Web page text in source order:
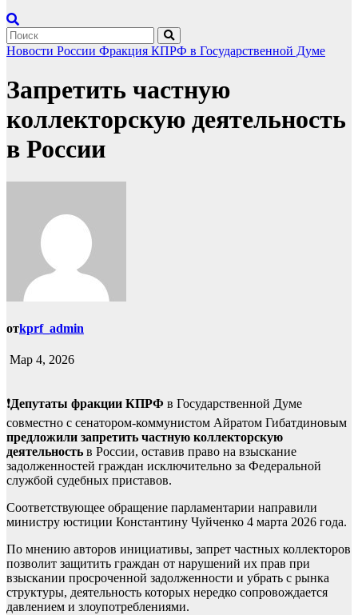
Новости России Фракция КПРФ в Государственной Думе
Запретить частную
коллекторскую деятельность
в России
отkprf_admin
Мар 4, 2026
❗️Депутаты фракции КПРФ в Государственной Думе
совместно с сенатором-коммунистом Айратом Гибатдиновым
предложили запретить частную коллекторскую
деятельность в России, оставив право на взыскание
задолженностей граждан исключительно за Федеральной
службой судебных приставов.
Соответствующее обращение парламентарии направили
министру юстиции Константину Чуйченко 4 марта 2026 года.
По мнению авторов инициативы, запрет частных коллекторов
позволит защитить граждан от нарушений их прав при
взыскании просроченной задолженности и убрать с рынка
структуры, деятельность которых нередко сопровождается
давлением и злоупотреблениями.